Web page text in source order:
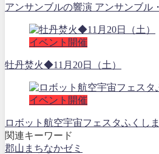
アンサンブルの響演 アンサンブル
イベント開催
牡丹焚火◆11月20日（土）
イベント開催
ロボット航空宇宙フェスタふく
関連キーワード
郡山まちなかゼミ